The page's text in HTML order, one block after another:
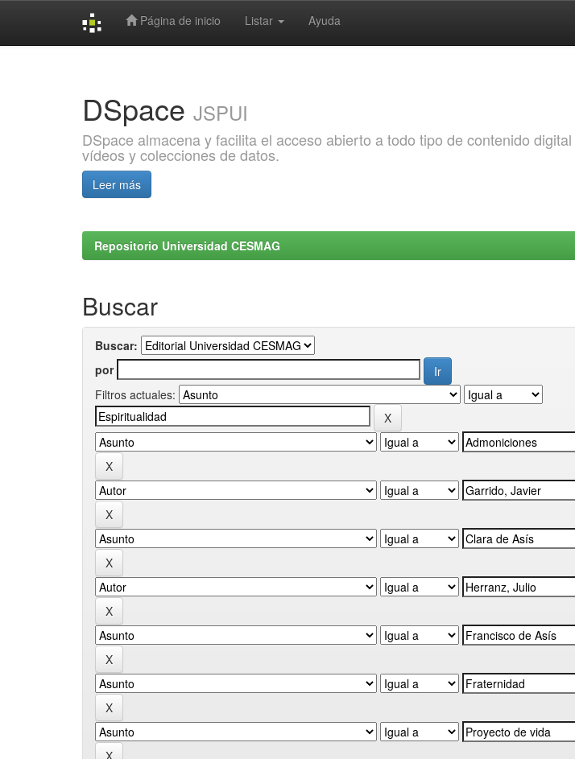
Página de inicio Listar Ayuda
DSpace JSPUI
DSpace almacena y facilita el acceso abierto a todo tipo de contenido
vídeos y colecciones de datos.
Leer más
Repositorio Universidad CESMAG
Buscar
Buscar:
por
Filtros actuales: